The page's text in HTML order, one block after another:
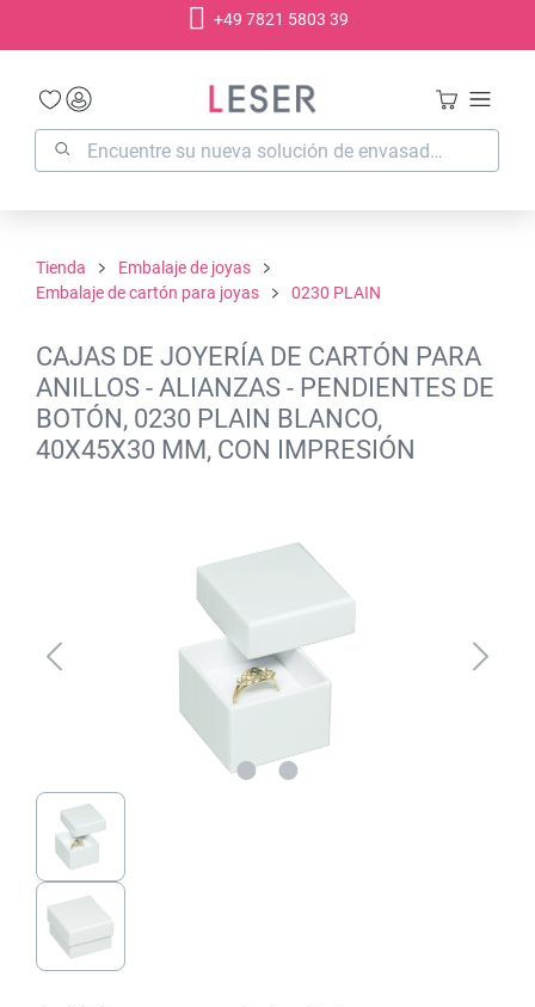
+49 7821 5803 39
Tienda
Embalaje de joyas
Embalaje de cartón para joyas
0230 PLAIN
CAJAS DE JOYERÍA DE CARTÓN PARA
ANILLOS - ALIANZAS - PENDIENTES DE
BOTÓN, 0230 PLAIN BLANCO,
40X45X30 MM, CON IMPRESIÓN